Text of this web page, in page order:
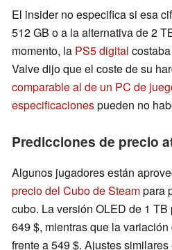
El insider no especifica si esa
512 GB o a la alternativa de 2
momento, la PS5 digital
Valve dijo que el coste de su
comparable al de un PC de
especificacionespueden no
Predicciones de precio
Algunos jugadores están
precio del Cubo de Steampara
cubo. La versión OLED de 1
649 $, mientras que la
frente a 549 $. Ajustes